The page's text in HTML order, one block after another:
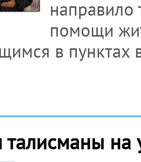
направило
помощи
в
талисманы на